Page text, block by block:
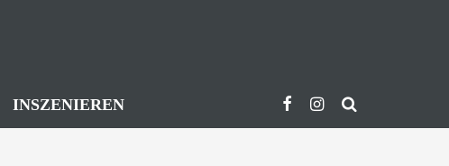
INSZENIEREN